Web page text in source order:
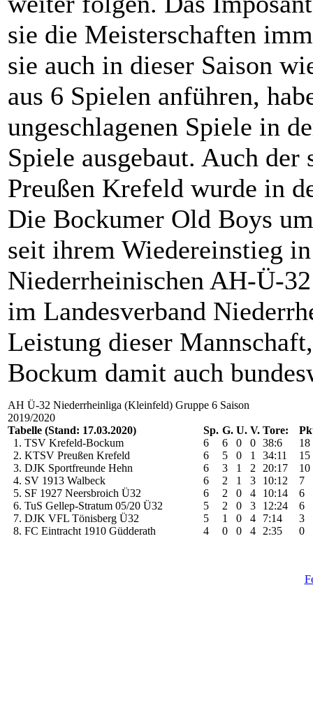
sie die Meisterschaften
sie auch in dieser Saison
aus 6 Spielen anführen,
ungeschlagenen Spiele in
Spiele ausgebaut. Auch
Preußen Krefeld wurde in
Die Bockumer Old Boys
seit ihrem Wiedereinstieg
Niederrheinischen AH-Ü-
im Landesverband
Leistung dieser
Bockum damit auch
AH Ü-32 Niederrheinliga (Kleinfeld) Gruppe 6 Saison
2019/2020
Tabelle (Stand: 17.03.2020)
Sp. G. U. V. Tore:
1. TSV Krefeld-Bockum
6 6 0 0 38:6
18
2. KTSV Preußen Krefeld
6 5 0 1 34:11
15
3. DJK Sportfreunde Hehn
6 3 1 2 20:17
10
4. SV 1913 Walbeck
6 2 1 3 10:12
7
5. SF 1927 Neersbroich Ü32
6 2 0 4 10:14
6
6. TuS Gellep-Stratum 05/20 Ü32
5 2 0 3 12:24
6
7. DJK VFL Tönisberg Ü32
5 1 0 4 7:14
3
8. FC Eintracht 1910 Güdderath
4 0 0 4 2:35 0